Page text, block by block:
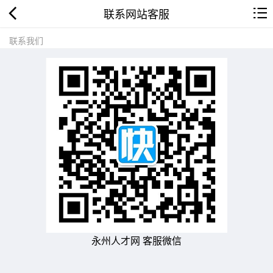
联系网站客服
联系我们
永州人才网 客服微信